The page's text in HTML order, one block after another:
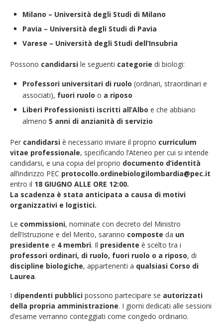
Milano – Università degli Studi di Milano
Pavia – Università degli Studi di Pavia
Varese – Università degli Studi dell’Insubria
Possono candidarsi le seguenti categorie di biologi:
Professori universitari di ruolo (ordinari, straordinari e
associati), fuori ruolo o a riposo
Liberi Professionisti iscritti all’Albo e che abbiano
almeno 5 anni di anzianità di servizio
Per candidarsi è necessario inviare il proprio curriculum
vitae professionale, specificando l’Ateneo per cui si intende
candidarsi, e una copia del proprio documento d’identità
all’indirizzo PEC protocollo.ordinebiologilombardia@pec.it
entro il 18 GIUGNO ALLE ORE 12:00.
La scadenza è stata anticipata a causa di motivi
organizzativi e logistici.
Le commissioni, nominate con decreto del Ministro
dell’Istruzione e del Merito, saranno composte da un
presidente e 4 membri. Il presidente è scelto tra i
professori ordinari, di ruolo, fuori ruolo o a riposo, di
discipline biologiche, appartenenti a qualsiasi Corso di
Laurea.
I dipendenti pubblici possono partecipare se autorizzati
della propria amministrazione. I giorni dedicati alle sessioni
d’esame verranno conteggiati come congedo ordinario.